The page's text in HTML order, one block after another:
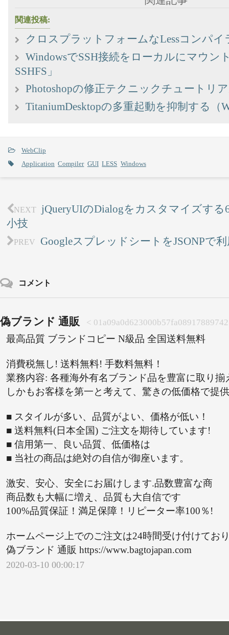
関連投稿:
クロスプラットフォームなLessコンパイ
WindowsでSSH接続をローカルにマウン
SSHFS」
Photoshopの修正テクニックチュートリ
TitaniumDesktopの多重起動を抑制する（
WebClip
Application Compiler GUI LESS Windows
NEXT
jQueryUIのDialogをカスタマイズす
小技
PREV GoogleスプレッドシートをJSONPで
コメント
偽ブランド 通販
最高品質 ブランドコピー N級品 全国送料無料
消費税無し! 送料無料! 手数料無料！
業務内容: 各種海外有名ブランド品を豊富に取り揃
しかもお客様を第一と考えて、驚きの低価格で提
■ スタイルが多い、品質がよい、価格が低い！
■ 送料無料(日本全国) ご注文を期待しています!
■ 信用第一、良い品質、低価格は
■ 当社の商品は絶対の自信が御座います。
激安、安心、安全にお届けします.品数豊富な商
商品数も大幅に増え、品質も大自信です
100%品質保証！満足保障！リピーター率100％!
ホームページ上でのご注文は24時間受け付けてお
偽ブランド 通販 https://www.bagtojapan.com
2020-03-10 00:00:17